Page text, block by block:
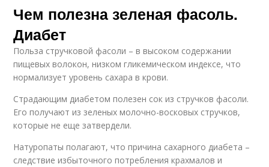
Чем полезна зеленая фасоль.
Диабет
Польза стручковой фасоли – в высоком содержании
пищевых волокон, низком гликемическом индексе, что
нормализует уровень сахара в крови.
Страдающим диабетом полезен сок из стручков фасоли.
Его получают из зеленых молочно-восковых стручков,
которые не еще затвердели.
Натуропаты полагают, что причина сахарного диабета –
следствие избыточного потребления крахмалов и